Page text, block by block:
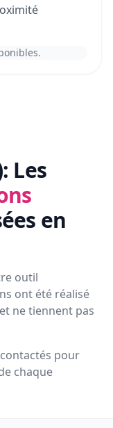
Les
en
outil
ont été réalisé
ne tiennent pas
pour
chaque